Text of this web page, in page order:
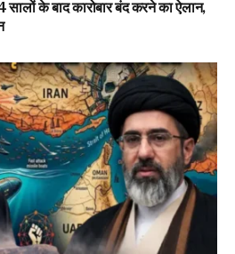
के बाद कारोबार बंद करने का ऐलान,